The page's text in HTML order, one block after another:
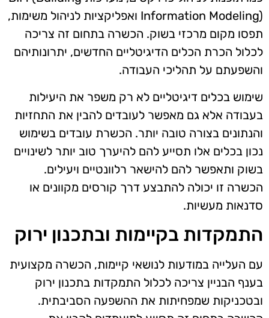
Information Modeling) ואפליקציות לניהול משימות,
תפסו מקום מרכזי בשוק. הכשרה בתחום זה צריכה
לכלול הכרת הכלים הדיגיטליים החדשים, יתרונותיהם
והשפעתם על תהליכי העבודה.
שימוש בכלים דיגיטליים לא רק משפר את היעילות
בעבודה אלא גם מאפשר לעובדים להבין את התחזיות
והנתונים בצורה טובה יותר. הכשרת עובדים בשימוש
נכון בכלים אלו תסייע להם להיערך טוב יותר לשינויים
בשוק ותאפשר להם להישאר רלוונטיים ויעילים.
הכשרה זו יכולה להתבצע דרך קורסים מקוונים או
סדנאות מעשיות.
התמקדות בקיימות ובתכנון ירוק
עם העלייה במודעות לנושאי קיימות, הכשרה מקצועית
בענף הבניין צריכה לכלול התמקדות בתכנון ירוק
ובטכניקות שמפחיתות את ההשפעה הסביבתית.